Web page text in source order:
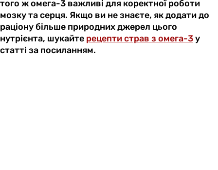
того ж омега-3 важливі для коректної роботи
мозку та серця. Якщо ви не знаєте, як додати до
раціону більше природних джерел цього
нутрієнта, шукайте рецепти страв з омега-3у
статті за посиланням.